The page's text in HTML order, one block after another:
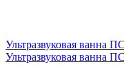
Ультразвуковая ванна
Ультразвуковая ванна